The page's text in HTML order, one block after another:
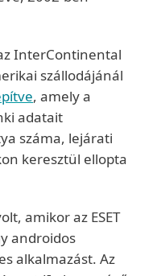
InterContinental
szállodájánál
, amely a
adatait
száma, lejárati
keresztül ellopta
amikor az ESET
androidos
alkalmazást. Az